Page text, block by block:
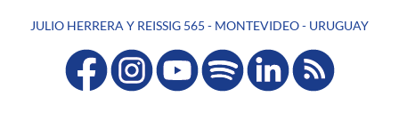
JULIO HERRERA Y REISSIG 565 - MONTEVIDEO - URUGUAY